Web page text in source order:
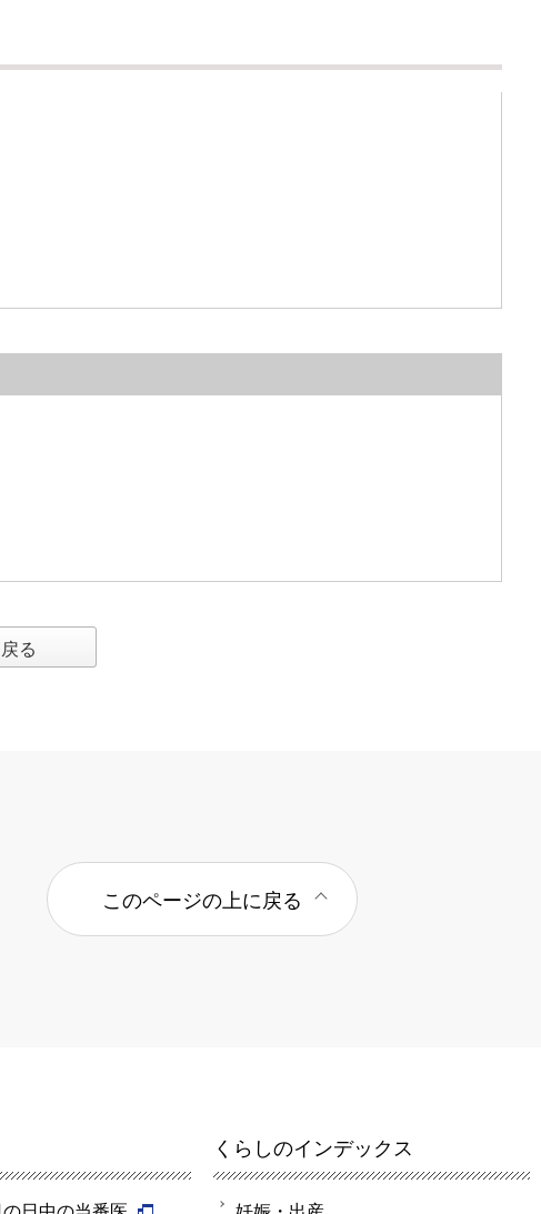
戻る
このページの上に戻る
くらしのインデックス